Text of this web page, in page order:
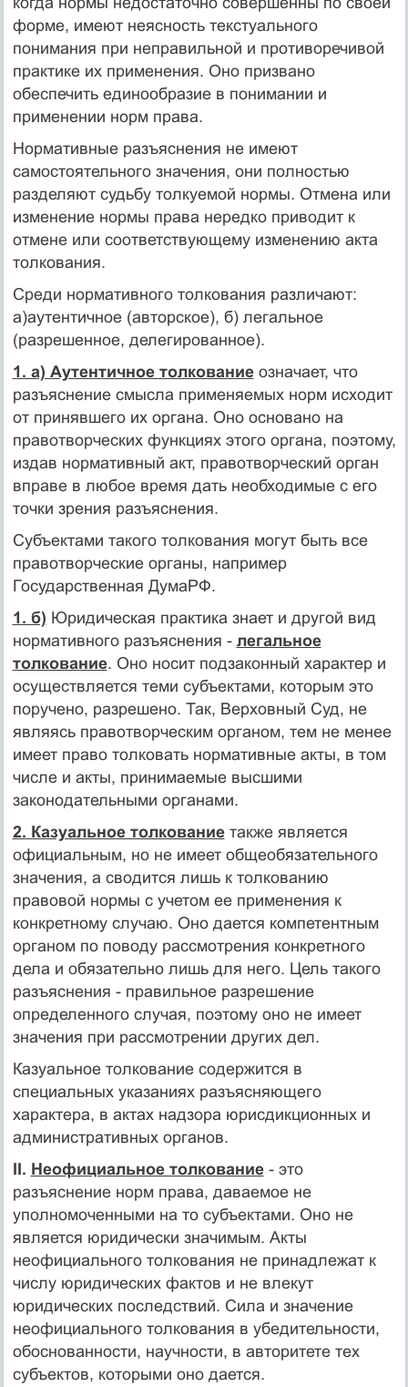
форме, имеют неяс­ность текстуального
понимания при неправильной и противоре­чивой
практике их применения. Оно призвано
обеспечить едино­образие в понимании и
применении норм права.
Нормативные разъяснения не имеют
самостоятельного значе­ния, они полностью
разделяют судьбу толкуемой нормы. Отмена или
изменение нормы права нередко приводит к
отмене или со­ответствующему изменению акта
толкования.
Среди нормативного толкования различают:
а)аутентичное (ав­торское), б) легальное
(разрешенное, делегированное).
1. а) Аутентичное толкованиеозначает, что
разъяснение смысла применяемых норм исходит
от принявшего их органа. Оно осно­вано на
правотворческих функциях этого органа, поэтому,
издав нормативный акт, правотворческий орган
вправе в любое время дать необходимые с его
точки зрения разъяснения.
Субъектами такого толкования могут быть все
правотворческие органы, например
Государственная ДумаРФ.
1. б) Юридическая практика знает и другой вид
нормативного разъяснения - легальное
толкование. Оно носит подзаконный характер и
осуществляется теми субъектами, которым это
пору­чено, разрешено. Так, Верховный Суд, не
являясь правотворческим органом, тем не менее
имеет право толковать нормативные акты, в том
числе и акты, принимаемые высшими
законодатель­ными органами.
2. Казуальное толкованиетакже является
официальным, но не имеет общеобязательного
значения, а сводится лишь к толкова­нию
правовой нормы с учетом ее применения к
конкретному случаю. Оно дается компетентным
органом по поводу рассмотре­ния конкретного
дела и обязательно лишь для него. Цель такого
разъяснения - правильное разрешение
определенного случая, поэтому оно не имеет
значения при рассмотрении других дел.
Казуальное толкование содержится в
специальных указаниях разъясняющего
характера, в актах надзора юрисдикционных и
административных органов.
II. Неофициальное толкование- это
разъяснение норм права, даваемое не
уполномоченными на то субъектами. Оно не
являет­ся юридически значимым. Акты
неофициального толкования не принадлежат к
числу юридических фактов и не влекут
юридичес­ких последствий. Сила и значение
неофициального толкования в убедительности,
обоснованности, научности, в авторитете тех
субъектов, которыми оно дается.